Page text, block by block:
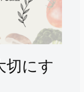
にす